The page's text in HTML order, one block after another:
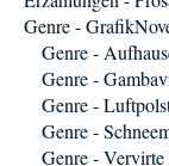
Genre -
Genre -
Genre -
Genre -
Genre -
Genre -